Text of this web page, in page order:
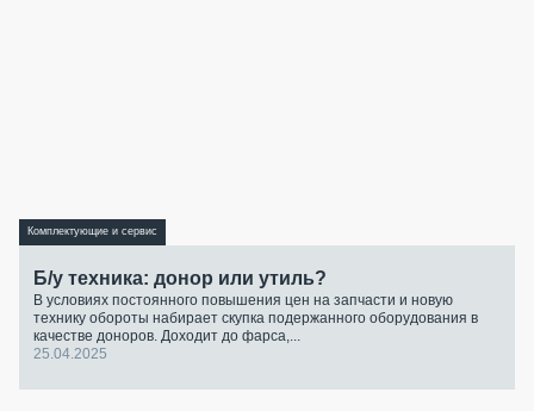
Комплектующие и сервис
Б/у техника: донор или утиль?
В условиях постоянного повышения цен на запчасти и новую
технику обороты набирает скупка подержанного оборудования в
качестве доноров. Доходит до фарса,...
25.04.2025